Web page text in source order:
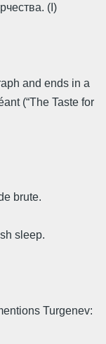
(I)
and ends in a
(“The Taste for
brute.
sleep.
Turgenev: